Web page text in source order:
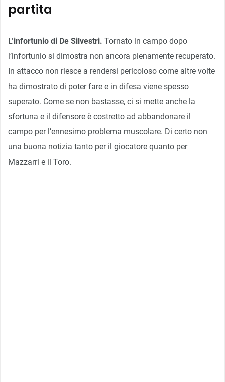
partita
L’infortunio di De Silvestri. Tornato in campo dopo
l’infortunio si dimostra non ancora pienamente recuperato.
In attacco non riesce a rendersi pericoloso come altre volte
ha dimostrato di poter fare e in difesa viene spesso
superato. Come se non bastasse, ci si mette anche la
sfortuna e il difensore è costretto ad abbandonare il
campo per l’ennesimo problema muscolare. Di certo non
una buona notizia tanto per il giocatore quanto per
Mazzarri e il Toro.